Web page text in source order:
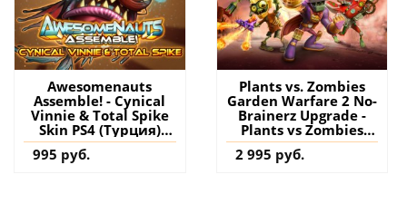
Awesomenauts
Assemble! - Cynical
Vinnie & Total Spike
Skin PS4 (Турция)
купить дополнение
на аккаунт
995 руб.
Plants vs. Zombies
Garden Warfare 2 No-
Brainerz Upgrade -
Plants vs Zombies
GW2 PS4 (Турция)
купить дополнение
2 995 руб.